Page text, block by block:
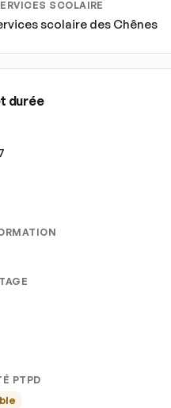
SCOLAIRE
scolaire des Chênes
durée
PTPD